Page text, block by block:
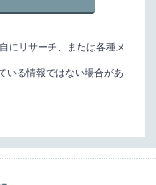
にリサーチ、または各種メ
いる情報ではない場合があ